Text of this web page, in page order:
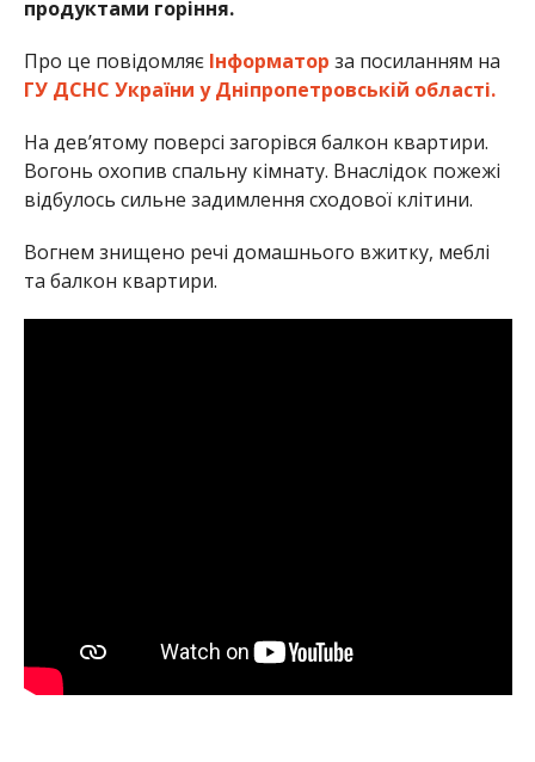
продуктами горіння.
Про це повідомляє Інформатор за посиланням на
ГУ ДСНС України у Дніпропетровській області.
На дев’ятому поверсі загорівся балкон квартири.
Вогонь охопив спальну кімнату. Внаслідок пожежі
відбулось сильне задимлення сходової клітини.
Вогнем знищено речі домашнього вжитку, меблі
та балкон квартири.